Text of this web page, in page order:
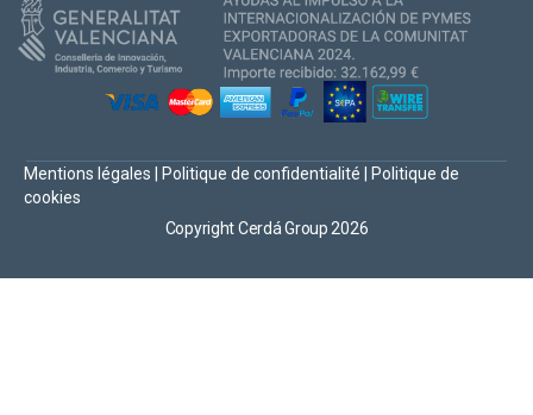
Copyright Cerdá Group 2026
Mentions légales Politique de confidentialité
Politique de
cookies